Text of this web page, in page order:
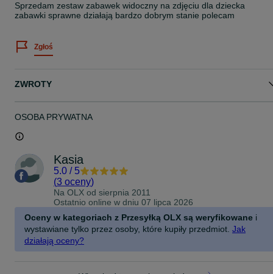
Sprzedam zestaw zabawek widoczny na zdjęciu dla dziecka
zabawki sprawne działają bardzo dobrym stanie polecam
Zgłoś
ZWROTY
OSOBA PRYWATNA
Kasia
5.0 / 5
(3 oceny)
Na OLX od sierpnia 2011
Ostatnio online w dniu 07 lipca 2026
Oceny w kategoriach z Przesyłką OLX są weryfikowane i
wystawiane tylko przez osoby, które kupiły przedmiot. Jak
działają oceny?